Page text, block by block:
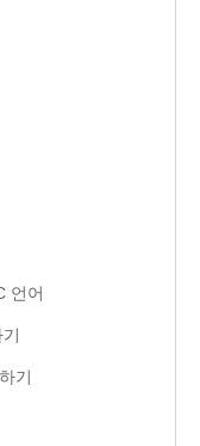
언어
기